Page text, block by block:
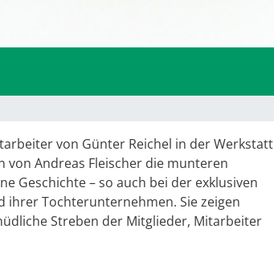
von Günter Reichel in der Werkstatt
Andreas Fleischer die munteren
Geschichte – so auch bei der exklusiven
Tochterunternehmen. Sie zeigen
Streben der Mitglieder, Mitarbeiter